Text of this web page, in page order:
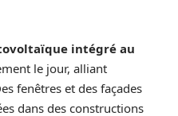
intégré au
le jour, alliant
fenêtres et des façades
dans des constructions